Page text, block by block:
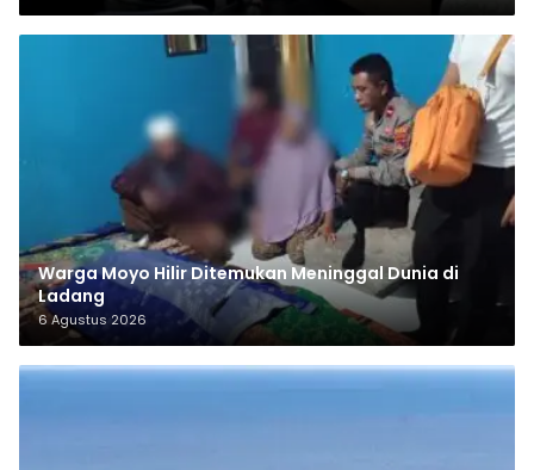
Warga Moyo Hilir Ditemukan Meninggal Dunia di
Ladang
6 Agustus 2026